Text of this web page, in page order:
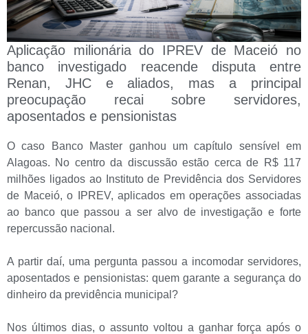
Aplicação milionária do IPREV de Maceió no
banco investigado reacende disputa entre
Renan, JHC e aliados, mas a principal
preocupação recai sobre servidores,
aposentados e pensionistas
O caso Banco Master ganhou um capítulo sensível em
Alagoas. No centro da discussão estão cerca de R$ 117
milhões ligados ao Instituto de Previdência dos Servidores
de Maceió, o IPREV, aplicados em operações associadas
ao banco que passou a ser alvo de investigação e forte
repercussão nacional.
A partir daí, uma pergunta passou a incomodar servidores,
aposentados e pensionistas: quem garante a segurança do
dinheiro da previdência municipal?
Nos últimos dias, o assunto voltou a ganhar força após o